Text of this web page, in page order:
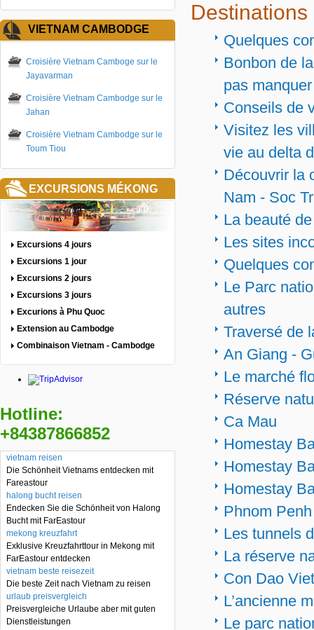
VIETNAM CAMBODGE
Croisière Vietnam Camboge sur le
Jayavarman
Croisière Vietnam Cambodge sur le
Jahan
Croisière Vietnam Cambodge sur le
Toum Tiou
EXCURSIONS MÉKONG
Excursions 4 jours
Excursions 1 jour
Excursions 2 jours
Excursions 3 jours
Excurions à Phu Quoc
Extension au Cambodge
Combinaison Vietnam - Cambodge
Hotline:
+84387866852
vietnam reisen
Die Schönheit Vietnams entdecken mit
Fareastour
halong bucht reisen
Endecken Sie die Schönheit von Halong
Bucht mit FarEastour
mekong kreuzfahrt
Exklusive Kreuzfahrttour in Mekong mit
FarEastour entdecken
vietnam beste reisezeit
Die beste Zeit nach Vietnam zu reisen
urlaub preisvergleich
Preisvergleiche Urlaube aber mit guten
Dienstleistungen
Quelques
Bonbon de
pas manquer
Conseils de
Visitez les
vie au delta
Découvrir la
Nam - Soc
La beauté
Les sites
Quelques
Le Parc
autres
Traversé de
An Giang -
Le marché
Réserve
Ca Mau
Homestay
Homestay
Homestay
Phnom Penh
Les tunnels
La réserve
Con Dao
L’ancienne
Le parc